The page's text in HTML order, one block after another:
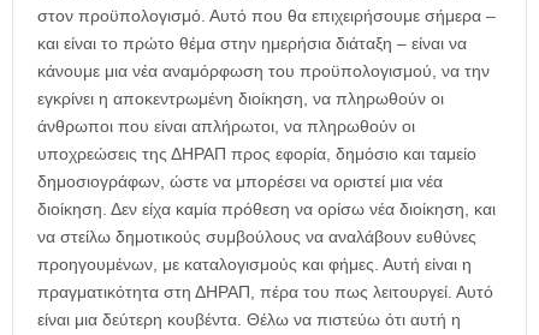
στον προϋπολογισμό. Αυτό που θα επιχειρήσουμε σήμερα –
και είναι το πρώτο θέμα στην ημερήσια διάταξη – είναι να
κάνουμε μια νέα αναμόρφωση του προϋπολογισμού, να την
εγκρίνει η αποκεντρωμένη διοίκηση, να πληρωθούν οι
άνθρωποι που είναι απλήρωτοι, να πληρωθούν οι
υποχρεώσεις της ΔΗΡΑΠ προς εφορία, δημόσιο και ταμείο
δημοσιογράφων, ώστε να μπορέσει να οριστεί μια νέα
διοίκηση. Δεν είχα καμία πρόθεση να ορίσω νέα διοίκηση, και
να στείλω δημοτικούς συμβούλους να αναλάβουν ευθύνες
προηγουμένων, με καταλογισμούς και φήμες. Αυτή είναι η
πραγματικότητα στη ΔΗΡΑΠ, πέρα του πως λειτουργεί. Αυτό
είναι μια δεύτερη κουβέντα. Θέλω να πιστεύω ότι αυτή η